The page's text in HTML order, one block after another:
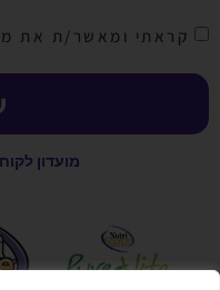
קראתי ומאשר/ת את
מועדון